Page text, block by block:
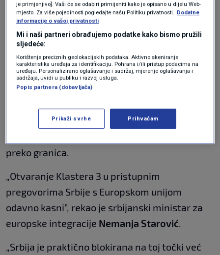
Bruxelles reže sredstva BiH i Srbiji,
novac odlazi susjedima koji brže
napreduju
Otvaranjem trećeg klastera započeli bi
pregovori o usklađivanju srbijanskih pravila o
tržištem EU-a, uključujući priznavanje stručnih
preko granica.
„Otvaranje Klastera 3 u pristupnim
pregovorima Srbije s Europskom unijom
odavno kasni”, rekao je srbijanski ministar za
europske integracije Nemanja Starović.
„Srbija je praktično blokirana na toj točki već
je primjenjivo]. Vaši će se odabiri primijeniti kako je opisano u dijelu Web-
mjesto. Za više pojedinosti pogledajte našu Politiku privatnosti. Dodatne
informacije o vašoj privatnosti
Mi i naši partneri obrađujemo podatke kako bismo pružili
sljedeće:
Korištenje preciznih geolokacijskih podataka. Aktivno skeniranje
karakteristika uređaja za identifikaciju. Pohrana i/ili pristup podacima na
uređaju. Personalizirano oglašavanje i sadržaj, mjerenje oglašavanja i
sadržaja, uvidi u publiku i razvoj usluga.
Popis partnera (dobavljača)
Prikaži svrhe Prihvaćam